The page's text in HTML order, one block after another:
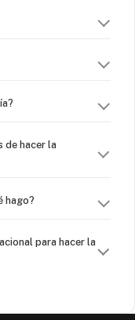
de hacer la
hago?
para hacer la